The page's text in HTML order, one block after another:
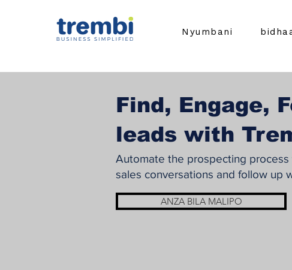
Nyumbani
Find, Engage,
leads with
Automate the prospecting
sales conversations and follow up
ANZA BILA MALIPO